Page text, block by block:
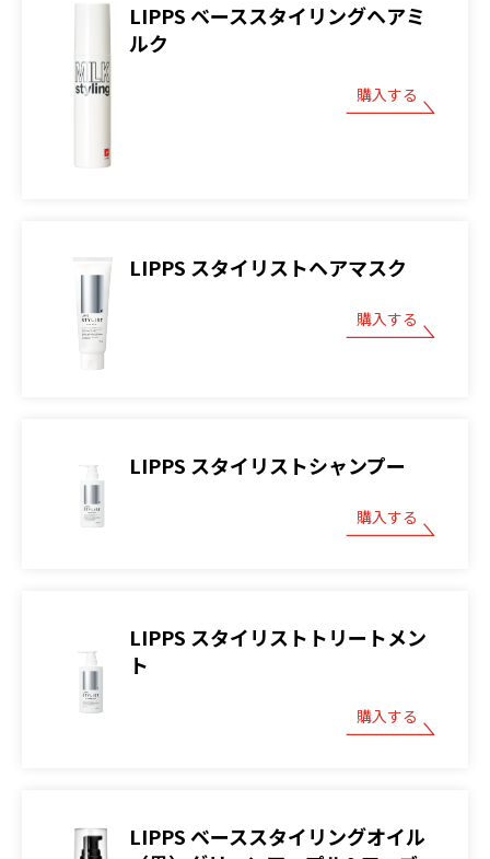
LIPPS ベーススタイリングヘアミ
ルク
購入する
LIPPS スタイリストヘアマスク
購入する
LIPPS スタイリストシャンプー
購入する
LIPPS スタイリストトリートメン
ト
購入する
LIPPS ベーススタイリングオイル